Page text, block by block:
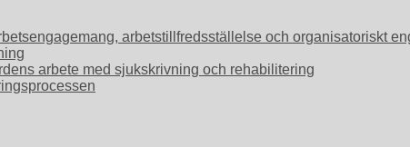
arbetstillfredsställelse och organisatoriskt
arbete med sjukskrivning och rehabilitering